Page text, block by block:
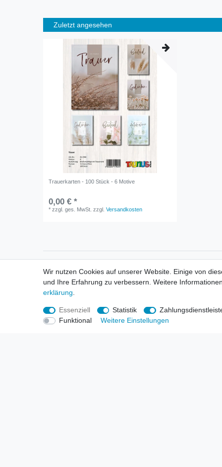
Zuletzt angesehen
Trauerkarten - 100 Stück - 6 Motive
0,00 € *
*zzgl. ges. MwSt. zzgl.Versandkosten
Informationen
Neukunden / New Accounts
Zahlung
Versandkosten
Entsorgungs- & Umweltbestimmungen
Größentabellen
Über
Wir nutzen Cookies auf unserer Website. Einige von
und Ihre Erfahrung zu verbessern. Weitere
erklärung
Essenziell Statistik
Funktional
Weitere Einstellungen